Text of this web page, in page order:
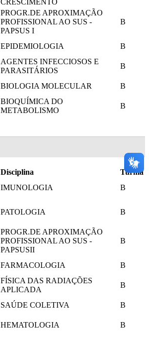
CRESCIMENTO
PROGR.DE APROXIMAÇÃO
PROFISSIONAL AO SUS -
PAPSUS I
B
EPIDEMIOLOGIA
B
AGENTES INFECCIOSOS E
PARASITÁRIOS
B
BIOLOGIA MOLECULAR
B
BIOQUÍMICA DO
METABOLISMO
B
Disciplina
Turma
IMUNOLOGIA
B
PATOLOGIA B
PROGR.DE APROXIMAÇÃO
PROFISSIONAL AO SUS -
PAPSUSII
B
FARMACOLOGIA
B
FÍSICA DAS RADIAÇÕES
APLICADA
B
SAÚDE COLETIVA
B
HEMATOLOGIA B